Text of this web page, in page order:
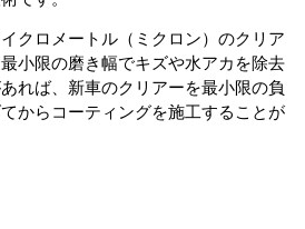
クロメートル（ミクロン）のクリア
小限の磨き幅でキズや水アカを除去
れば、新車のクリアーを最小限の負
からコーティングを施工することが